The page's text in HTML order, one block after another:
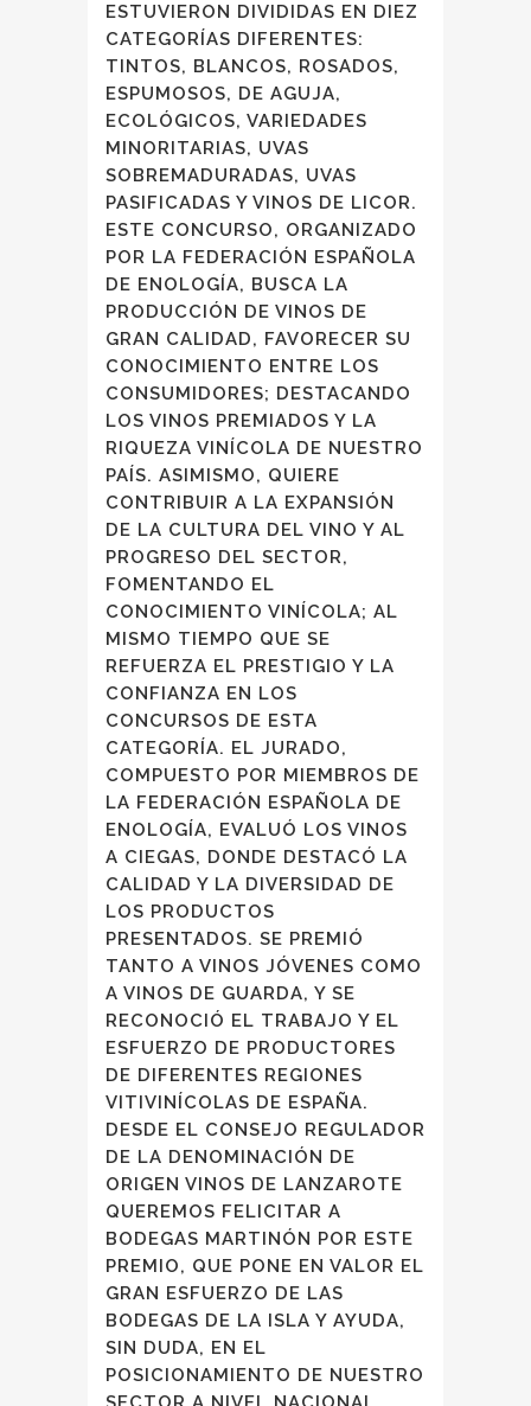
ESTUVIERON DIVIDIDAS EN DIEZ
CATEGORÍAS DIFERENTES:
TINTOS, BLANCOS, ROSADOS,
ESPUMOSOS, DE AGUJA,
ECOLÓGICOS, VARIEDADES
MINORITARIAS, UVAS
SOBREMADURADAS, UVAS
PASIFICADAS Y VINOS DE LICOR.
ESTE CONCURSO, ORGANIZADO
POR LA FEDERACIÓN ESPAÑOLA
DE ENOLOGÍA, BUSCA LA
PRODUCCIÓN DE VINOS DE
GRAN CALIDAD, FAVORECER SU
CONOCIMIENTO ENTRE LOS
CONSUMIDORES; DESTACANDO
LOS VINOS PREMIADOS Y LA
RIQUEZA VINÍCOLA DE NUESTRO
PAÍS. ASIMISMO, QUIERE
CONTRIBUIR A LA EXPANSIÓN
DE LA CULTURA DEL VINO Y AL
PROGRESO DEL SECTOR,
FOMENTANDO EL
CONOCIMIENTO VINÍCOLA; AL
MISMO TIEMPO QUE SE
REFUERZA EL PRESTIGIO Y LA
CONFIANZA EN LOS
CONCURSOS DE ESTA
CATEGORÍA. EL JURADO,
COMPUESTO POR MIEMBROS DE
LA FEDERACIÓN ESPAÑOLA DE
ENOLOGÍA, EVALUÓ LOS VINOS
A CIEGAS, DONDE DESTACÓ LA
CALIDAD Y LA DIVERSIDAD DE
LOS PRODUCTOS
PRESENTADOS. SE PREMIÓ
TANTO A VINOS JÓVENES COMO
A VINOS DE GUARDA, Y SE
RECONOCIÓ EL TRABAJO Y EL
ESFUERZO DE PRODUCTORES
DE DIFERENTES REGIONES
VITIVINÍCOLAS DE ESPAÑA.
DESDE EL CONSEJO REGULADOR
DE LA DENOMINACIÓN DE
ORIGEN VINOS DE LANZAROTE
QUEREMOS FELICITAR A
BODEGAS MARTINÓN POR ESTE
PREMIO, QUE PONE EN VALOR EL
GRAN ESFUERZO DE LAS
BODEGAS DE LA ISLA Y AYUDA,
SIN DUDA, EN EL
POSICIONAMIENTO DE NUESTRO